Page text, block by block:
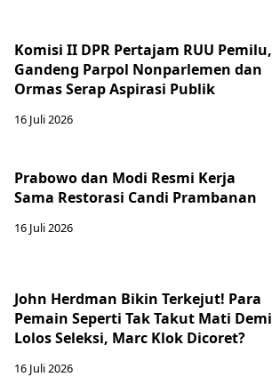
Komisi II DPR Pertajam RUU Pemilu,
Gandeng Parpol Nonparlemen dan
Ormas Serap Aspirasi Publik
16 Juli 2026
Prabowo dan Modi Resmi Kerja
Sama Restorasi Candi Prambanan
16 Juli 2026
John Herdman Bikin Terkejut! Para
Pemain Seperti Tak Takut Mati Demi
Lolos Seleksi, Marc Klok Dicoret?
16 Juli 2026